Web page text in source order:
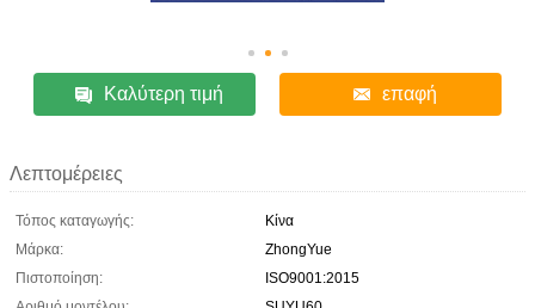
Καλύτερη τιμή επαφή
Λεπτομέρειες
Τόπος καταγωγής:
Κίνα
Μάρκα:
ZhongYue
Πιστοποίηση:
ISO9001:2015